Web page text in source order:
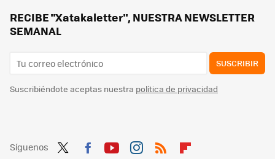
RECIBE "Xatakaletter", NUESTRA NEWSLETTER
SEMANAL
SUSCRIBIR
Suscribiéndote aceptas nuestra política de privacidad
Síguenos